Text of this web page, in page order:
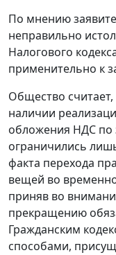
По мнению
неправильно
Налогового
применительно к
Общество
наличии
обложения НДС по
ограничились
факта перехода
вещей во
приняв во
прекращению
Гражданским
способами,